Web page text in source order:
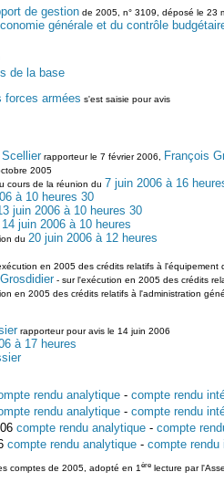
de gestionde 2005, n° 3109, déposé le 23
générale et du contrôle
de la base
forces armées s'est saisie pour avis
rapporteur le 7 février 2006, François
2005
cours de la réunion du 7 juin 2006 à 16
à 10 heures 30
juin 2006 à 10 heures 30
14 juin 2006 à 10 heures
du 20 juin 2006 à 12 heures
en 2005 des crédits relatifs à l'équipement
- sur l'exécution en 2005 des crédits
en 2005 des crédits relatifs à l'administration
rapporteur pour avis le 14 juin 2006
à 17 heures
rendu analytique - compte rendu
rendu analytique - compte rendu
compte rendu analytique - compte
compte rendu analytique - compte rendu
comptes de 2005, adopté en 1èrelecture par